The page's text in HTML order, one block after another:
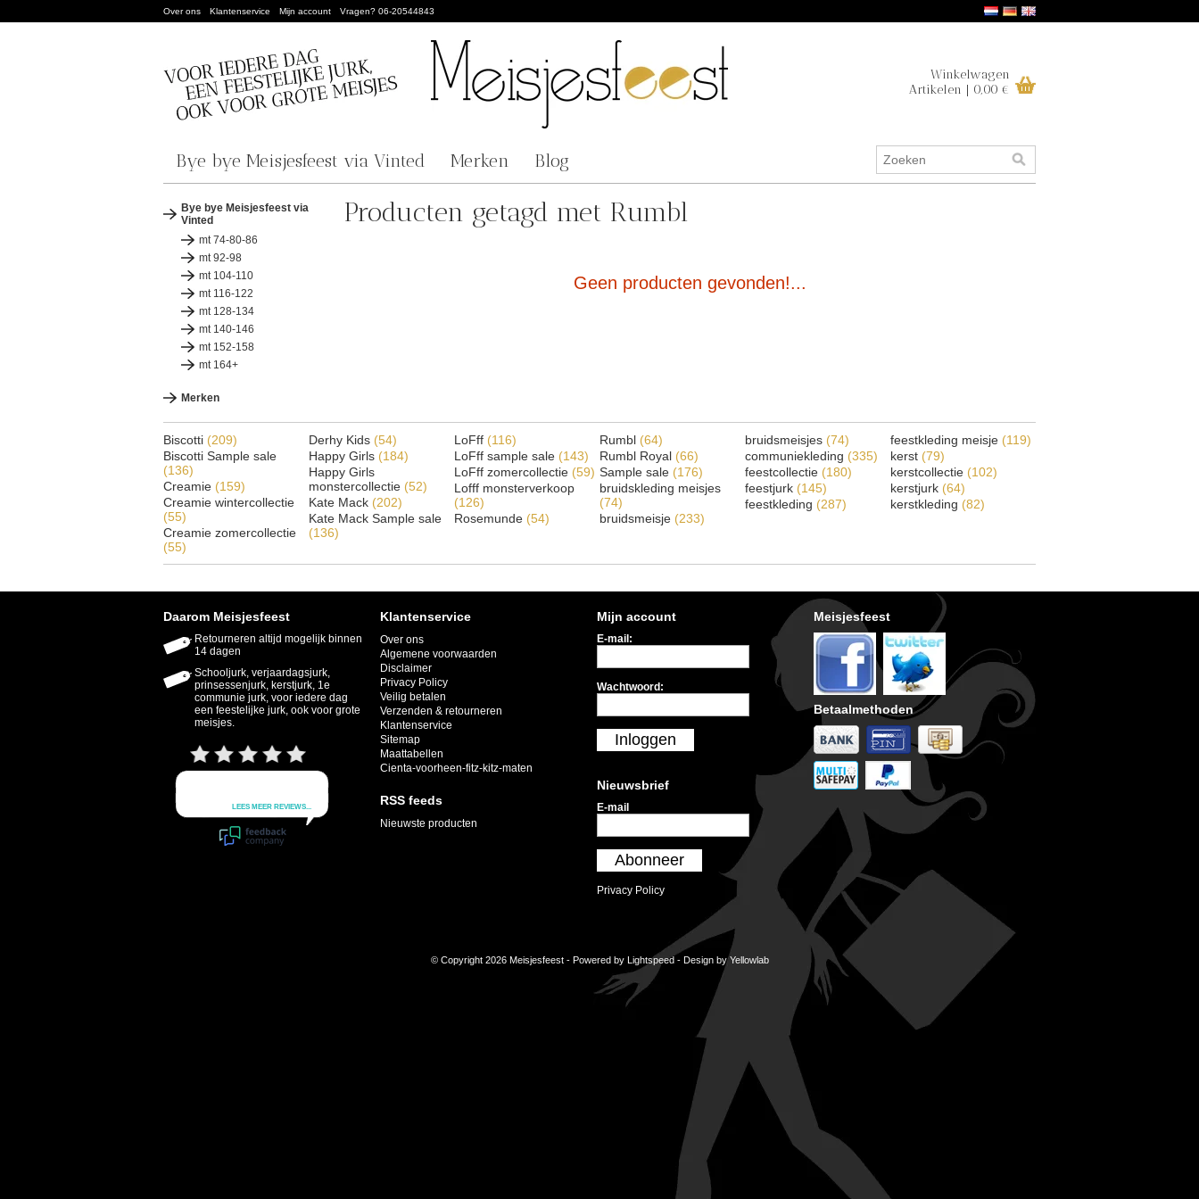
Over ons Klantenservice Mijn account Vragen? 06-20544843
Winkelwagen
Artikelen | 0,00 €
Bye bye Meisjesfeest via Vinted Merken Blog
Bye bye Meisjesfeest via
Vinted
mt 74-80-86
mt 92-98
mt 104-110
mt 116-122
mt 128-134
mt 140-146
mt 152-158
mt 164+
Merken
Producten getagd met Rumbl
Geen producten gevonden!...
Biscotti (209)
Biscotti Sample sale
(136)
Creamie (159)
Creamie wintercollectie
(55)
Creamie zomercollectie
(55)
Derhy Kids (54)
Happy Girls (184)
Happy Girls
monstercollectie (52)
Kate Mack (202)
Kate Mack Sample sale
(136)
LoFff (116)
LoFff sample sale (143)
LoFff zomercollectie (59)
Lofff monsterverkoop
(126)
Rosemunde (54)
Rumbl (64)
Rumbl Royal (66)
Sample sale (176)
bruidskleding meisjes
(74)
bruidsmeisje (233)
bruidsmeisjes (74)
communiekleding (335)
feestcollectie (180)
feestjurk (145)
feestkleding (287)
feestkleding meisje (119)
kerst (79)
kerstcollectie (102)
kerstjurk (64)
kerstkleding (82)
Daarom Meisjesfeest
Retourneren altijd mogelijk binnen
14 dagen
Schooljurk, verjaardagsjurk,
prinsessenjurk, kerstjurk, 1e
communie jurk, voor iedere dag
een feestelijke jurk, ook voor grote
meisjes.
Klantenservice
Over ons
Algemene voorwaarden
Disclaimer
Privacy Policy
Veilig betalen
Verzenden & retourneren
Klantenservice
Sitemap
Maattabellen
Cienta-voorheen-fitz-kitz-maten
RSS feeds
Nieuwste producten
Mijn account
E-mail:
Wachtwoord:
Inloggen
Nieuwsbrief
E-mail
Abonneer
Privacy Policy
Meisjesfeest
Betaalmethoden
© Copyright 2026 Meisjesfeest - Powered by Lightspeed- Design byYellowlab